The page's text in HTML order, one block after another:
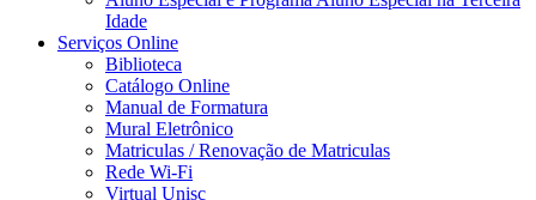
Idade
Serviços Online
Biblioteca
Catálogo Online
Manual de Formatura
Mural Eletrônico
Matriculas / Renovação de Matriculas
Rede Wi-Fi
Virtual Unisc